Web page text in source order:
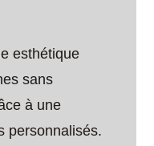
esthétique
sans
à une
personnalisés.